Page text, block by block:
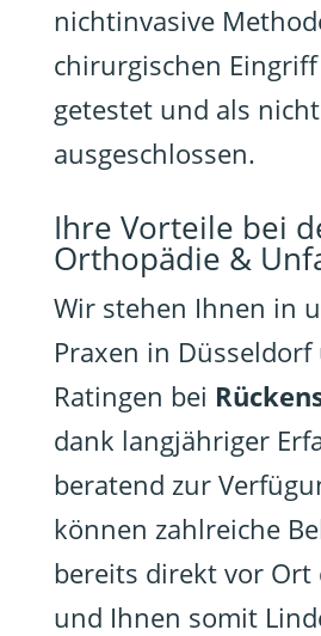
nichtinvasive
chirurgischen
getestet und als
ausgeschlossen.
Ihre Vorteile bei
Orthopädie &
Wir stehen Ihnen in
Praxen in Düsseldorf
Ratingen bei
dank langjähriger
beratend zur
können zahlreiche
bereits direkt vor
und Ihnen somit